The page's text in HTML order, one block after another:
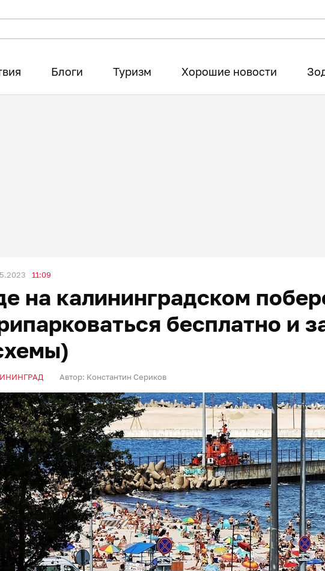
Блоги Туризм Хорошие новости
11:09
на калининградском
бесплатно и
Автор: Константин Сериков